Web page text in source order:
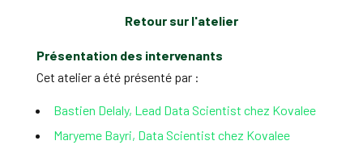
Retour sur l'atelier
Présentation des intervenants
Cet atelier a été présenté par :
Bastien Delaly, Lead Data Scientist chez Kovalee
Maryeme Bayri, Data Scientist chez Kovalee